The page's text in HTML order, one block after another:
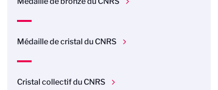
Médaille de cristal du CNRS
Cristal collectif du CNRS